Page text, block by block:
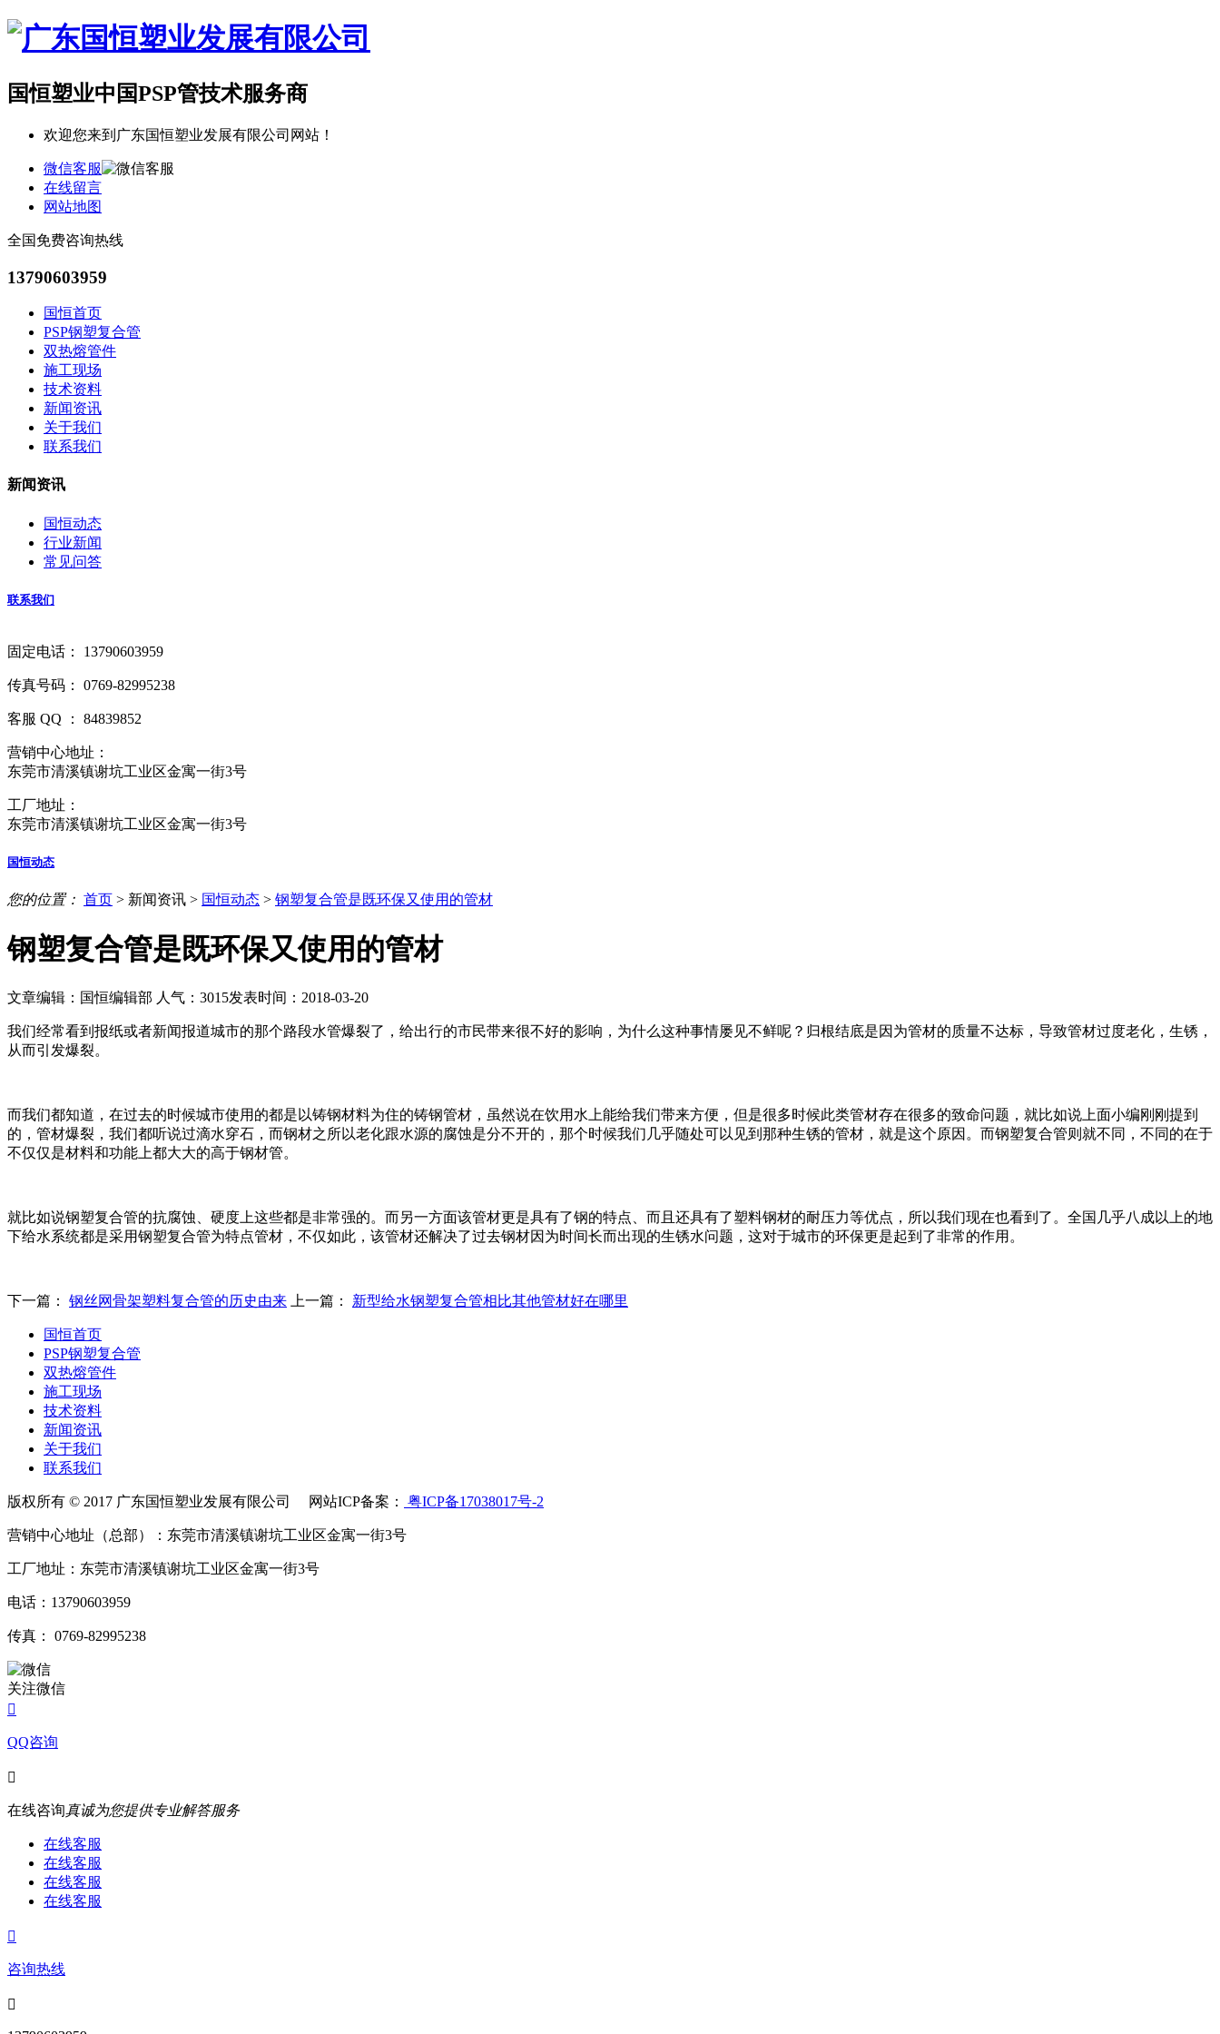
国恒塑业中国PSP管技术服务商
欢迎您来到广东国恒塑业发展有限公司网站！
微信客服
在线留言
网站地图
全国免费咨询热线
13790603959
国恒首页
PSP钢塑复合管
双热熔管件
施工现场
技术资料
新闻资讯
关于我们
联系我们
新闻资讯
国恒动态
行业新闻
常见问答
联系我们
固定电话： 13790603959
传真号码： 0769-82995238
客服 QQ ： 84839852
营销中心地址：
东莞市清溪镇谢坑工业区金寓一街3号
工厂地址：
东莞市清溪镇谢坑工业区金寓一街3号
国恒动态
您的位置： 首页 > 新闻资讯 > 国恒动态 > 钢塑复合管是既环保又使用的管材
钢塑复合管是既环保又使用的管材
文章编辑：国恒编辑部 人气： 3015发表时间：2018-03-20
我们经常看到报纸或者新闻报道城市的那个路段水管爆裂了，给出行的市民带来很不好的影响，为什么这种事情屡见不鲜呢？归根结底是因为管材的质量不达标，导致管材过度老化，生锈，
从而引发爆裂。
而我们都知道，在过去的时候城市使用的都是以铸钢材料为住的铸钢管材，虽然说在饮用水上能给我们带来方便，但是很多时候此类管材存在很多的致命问题，就比如说上面小编刚刚提到
的，管材爆裂，我们都听说过滴水穿石，而钢材之所以老化跟水源的腐蚀是分不开的，那个时候我们几乎随处可以见到那种生锈的管材，就是这个原因。而钢塑复合管则就不同，不同的在于
不仅仅是材料和功能上都大大的高于钢材管。
就比如说钢塑复合管的抗腐蚀、硬度上这些都是非常强的。而另一方面该管材更是具有了钢的特点、而且还具有了塑料钢材的耐压力等优点，所以我们现在也看到了。全国几乎八成以上的地
下给水系统都是采用钢塑复合管为特点管材，不仅如此，该管材还解决了过去钢材因为时间长而出现的生锈水问题，这对于城市的环保更是起到了非常的作用。
下一篇： 钢丝网骨架塑料复合管的历史由来 上一篇： 新型给水钢塑复合管相比其他管材好在哪里
国恒首页
PSP钢塑复合管
双热熔管件
施工现场
技术资料
新闻资讯
关于我们
联系我们
版权所有 © 2017 广东国恒塑业发展有限公司 网站ICP备案： 粤ICP备17038017号-2
营销中心地址（总部）：东莞市清溪镇谢坑工业区金寓一街3号
工厂地址：东莞市清溪镇谢坑工业区金寓一街3号
电话：13790603959
传真： 0769-82995238
关注微信

QQ咨询

在线咨询真诚为您提供专业解答服务
在线客服
在线客服
在线客服
在线客服

咨询热线
